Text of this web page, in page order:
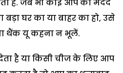
है. जब भी कोई आप की मदद
घर का या बाहर का हो, उसे
थैंक यू कहना न भूलें.
है या किसी चीज के लिए आप